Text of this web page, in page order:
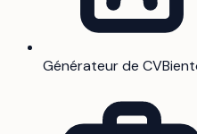
Générateur de CV